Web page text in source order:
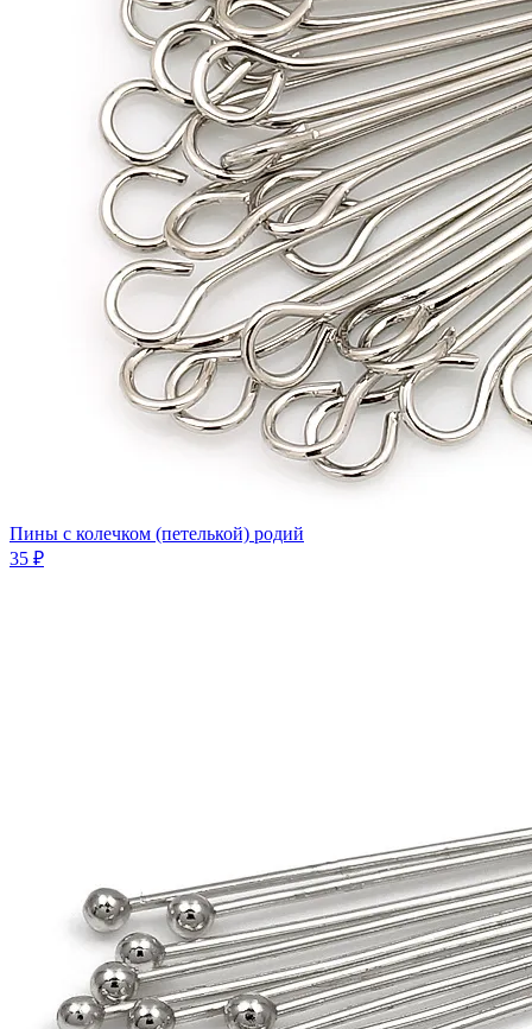
Пины с колечком (петелькой) родий
35 ₽